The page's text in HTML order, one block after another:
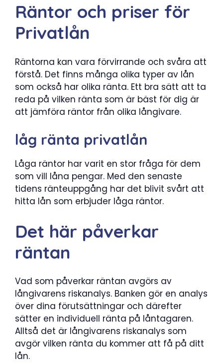
Räntor och priser för
Privatlån
Räntorna kan vara förvirrande och svåra att
förstå. Det finns många olika typer av lån
som också har olika ränta. Ett bra sätt att ta
reda på vilken ränta som är bäst för dig är
att jämföra räntor från olika långivare.
låg ränta privatlån
Låga räntor har varit en stor fråga för dem
som vill låna pengar. Med den senaste
tidens ränteuppgång har det blivit svårt att
hitta lån som erbjuder låga räntor.
Det här påverkar
räntan
Vad som påverkar räntan avgörs av
långivarens riskanalys. Banken gör en analys
över dina förutsättningar och därefter
sätter en individuell ränta på låntagaren.
Alltså det är långivarens riskanalys som
avgör vilken ränta du kommer att få på ditt
lån.